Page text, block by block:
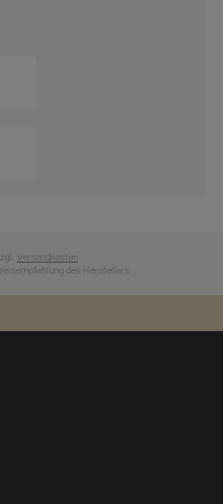
Versandkosten
des Herstellers